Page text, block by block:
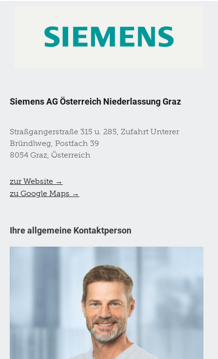
Siemens AG Österreich Niederlassung Graz
Straßgangerstraße 315 u. 285, Zufahrt Unterer
Bründlweg, Postfach 39
8054 Graz, Österreich
zur Website →
zu Google Maps →
Ihre allgemeine Kontaktperson